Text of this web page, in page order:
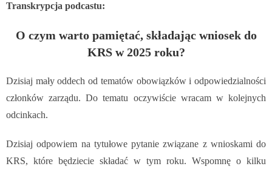
Transkrypcja podcastu:
O czym warto pamiętać, składając wniosek do
KRS w 2025 roku?
Dzisiaj mały oddech od tematów obowiązków i odpowiedzialności
członków zarządu. Do tematu oczywiście wracam w kolejnych
odcinkach.
Dzisiaj odpowiem na tytułowe pytanie związane z wnioskami do
KRS, które będziecie składać w tym roku. Wspomnę o kilku